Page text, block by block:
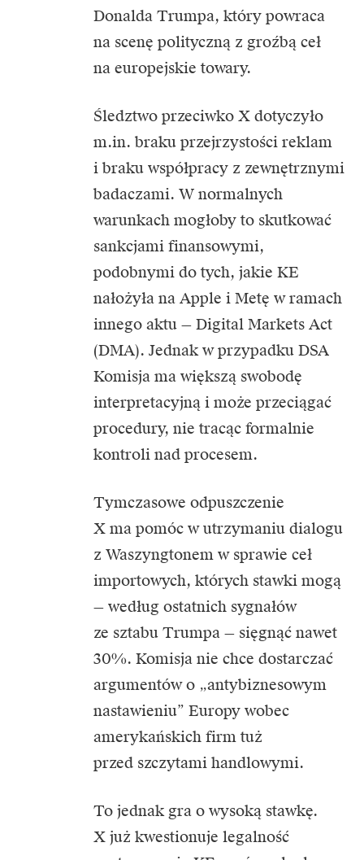
Donalda Trumpa, który powraca
na scenę polityczną z groźbą ceł
na europejskie towary.
Śledztwo przeciwko X dotyczyło
m.in. braku przejrzystości reklam
i braku współpracy z zewnętrznymi
badaczami. W normalnych
warunkach mogłoby to skutkować
sankcjami finansowymi,
podobnymi do tych, jakie KE
nałożyła na Apple i Metę w ramach
innego aktu — Digital Markets Act
(DMA). Jednak w przypadku DSA
Komisja ma większą swobodę
interpretacyjną i może przeciągać
procedury, nie tracąc formalnie
kontroli nad procesem.
Tymczasowe odpuszczenie
X ma pomóc w utrzymaniu dialogu
z Waszyngtonem w sprawie ceł
importowych, których stawki mogą
— według ostatnich sygnałów
ze sztabu Trumpa — sięgnąć nawet
30%. Komisja nie chce dostarczać
argumentów o „antybiznesowym
nastawieniu” Europy wobec
amerykańskich firm tuż
przed szczytami handlowymi.
To jednak gra o wysoką stawkę.
X już kwestionuje legalność